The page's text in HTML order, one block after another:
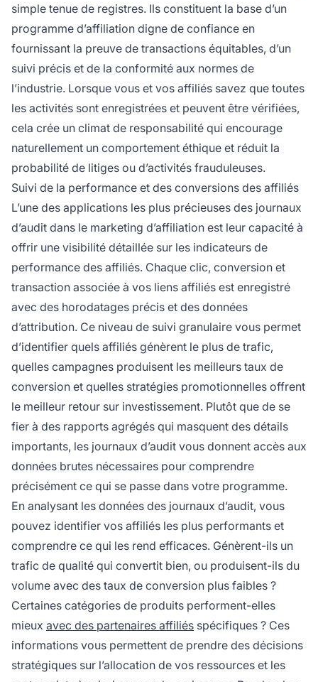
simple tenue de registres. Ils constituent la base d’un
programme d’affiliation digne de confiance en
fournissant la preuve de transactions équitables, d’un
suivi précis et de la conformité aux normes de
l’industrie. Lorsque vous et vos affiliés savez que toutes
les activités sont enregistrées et peuvent être vérifiées,
cela crée un climat de responsabilité qui encourage
naturellement un comportement éthique et réduit la
probabilité de litiges ou d’activités frauduleuses.
Suivi de la performance et des conversions des affiliés
L’une des applications les plus précieuses des journaux
d’audit dans le marketing d’affiliation est leur capacité à
offrir une visibilité détaillée sur les indicateurs de
performance des affiliés. Chaque clic, conversion et
transaction associée à vos liens affiliés est enregistré
avec des horodatages précis et des données
d’attribution. Ce niveau de suivi granulaire vous permet
d’identifier quels affiliés génèrent le plus de trafic,
quelles campagnes produisent les meilleurs taux de
conversion et quelles stratégies promotionnelles offrent
le meilleur retour sur investissement. Plutôt que de se
fier à des rapports agrégés qui masquent des détails
importants, les journaux d’audit vous donnent accès aux
données brutes nécessaires pour comprendre
précisément ce qui se passe dans votre programme.
En analysant les données des journaux d’audit, vous
pouvez identifier vos affiliés les plus performants et
comprendre ce qui les rend efficaces. Génèrent-ils un
trafic de qualité qui convertit bien, ou produisent-ils du
volume avec des taux de conversion plus faibles ?
Certaines catégories de produits performent-elles
mieux avec des partenaires affiliés spécifiques ? Ces
informations vous permettent de prendre des décisions
stratégiques sur l’allocation de vos ressources et les